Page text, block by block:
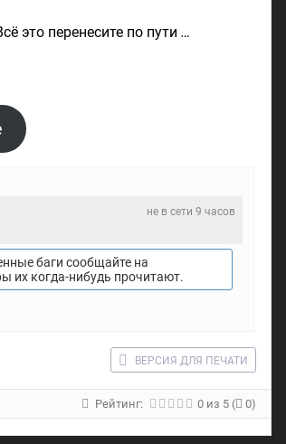
это перенесите по пути …
не в сети 9 часов
баги сообщайте на
их когда-нибудь прочитают.
ВЕРСИЯ ДЛЯ ПЕЧАТИ
Рейтинг: 0 из 5 ( 0)